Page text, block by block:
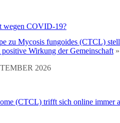
wegen COVID-19?
zu Mycosis fungoides (CTCL)
Wirkung der Gemeinschaft»
2026
(CTCL) trifft sich online immer